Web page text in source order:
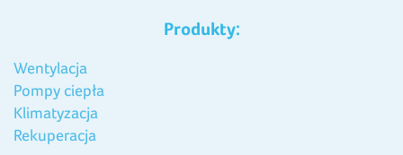
Produkty:
Wentylacja
Pompy ciepła
Klimatyzacja
Rekuperacja